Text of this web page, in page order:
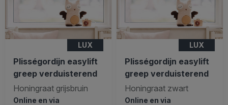
LUX
Plisségordijn easylift
greep verduisterend
Honingraat grijsbruin
Online en via
LUX
Plisségordijn easylift
greep verduisterend
Honingraat zwart
Online en via